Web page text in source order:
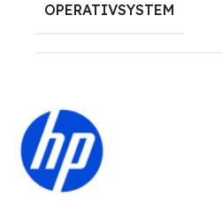
OPERATIVSYSTEM